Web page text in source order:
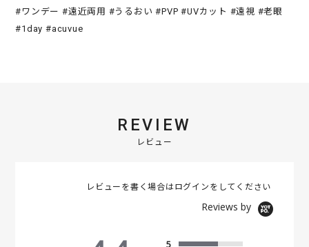
#ワンデー #遠近両用 #うるおい #PVP #UVカット #遠視 #老眼
#1day #acuvue
REVIEW
レビュー
レビューを書く場合はログイン をしてください
Reviews by
5